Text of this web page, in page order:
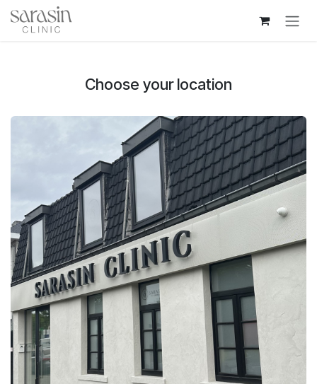
Overslaan naar inhoud
Choose your location